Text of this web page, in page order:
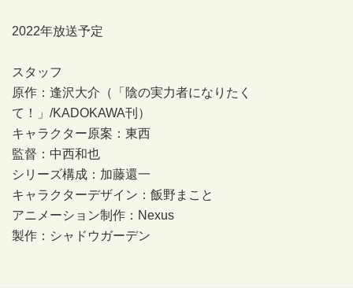
2022年放送予定
スタッフ
原作：逢沢大介（「陰の実力者になりたく
て！」/KADOKAWA刊）
キャラクター原案：東西
監督：中西和也
シリーズ構成：加藤還一
キャラクターデザイン：飯野まこと
アニメーション制作：Nexus
製作：シャドウガーデン